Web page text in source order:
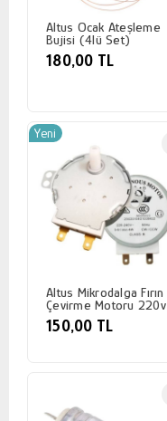
Altus Ocak Ateşleme
Bujisi (4lü Set)
180,00 TL
Altus Mikrodalga Fırın
Çevirme Motoru 220v
150,00 TL
Yeni